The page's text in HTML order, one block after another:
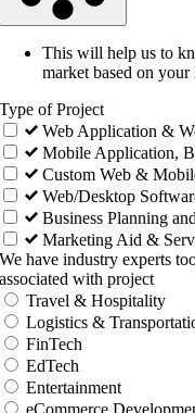
This will help us to
market based on your
Type of Project
Web Application &
Mobile Application,
Custom Web &
Web/Desktop
Business Planning
Marketing Aid &
We have industry experts
associated with project
Travel & Hospitality
Logistics &
FinTech
EdTech
Entertainment